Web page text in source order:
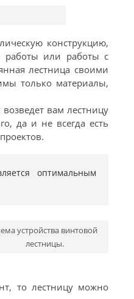
конструкцию,
работы или работы с
лестница своими
только материалы,
вам лестницу
да и не всегда есть
оптимальным
устройства винтовой
лестницы.
то лестницу можно